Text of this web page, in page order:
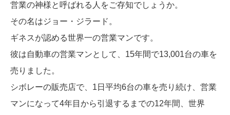
営業の神様と呼ばれる人をご存知でしょうか。
その名はジョー・ジラード。
ギネスが認める世界一の営業マンです。
彼は自動車の営業マンとして、15年間で13,001台の車を
売りました。
シボレーの販売店で、1日平均6台の車を売り続け、営業
マンになって4年目から引退するまでの12年間、世界